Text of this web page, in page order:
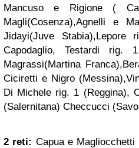
Mancuso e Rigione (
Magli(Cosenza),Agnelli e
Jidayi(Juve
Capodaglio, Testardi rig.
Magrassi(Martina
Ciciretti e Nigro
Di Michele rig. 1 (Reggina),
(Salernitana) Checcucci
2 reti: Capua e